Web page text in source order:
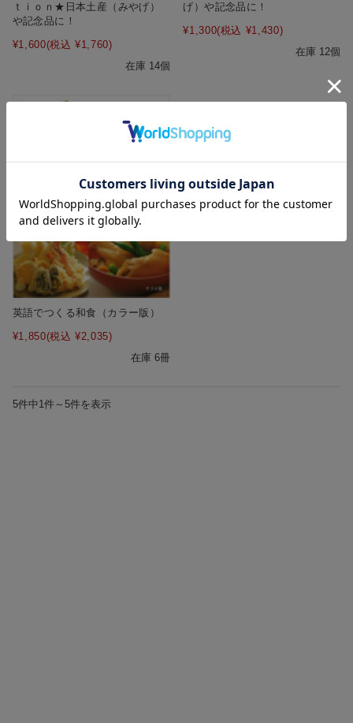
ｔｉｏｎ★日本土産（みやげ）
や記念品に！
¥1,600(税込 ¥1,760)
在庫 14個
げ）や記念品に！
¥1,300(税込 ¥1,430)
在庫 12個
英語でつくる和食（カラー版）
¥1,850(税込 ¥2,035)
在庫 6冊
5件中1件～5件を表示